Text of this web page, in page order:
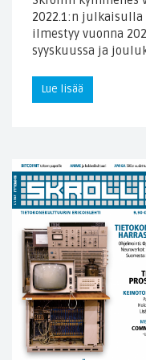
2022.1:n julkaisulla
ilmestyy vuonna
syyskuussa ja
Lue lisää